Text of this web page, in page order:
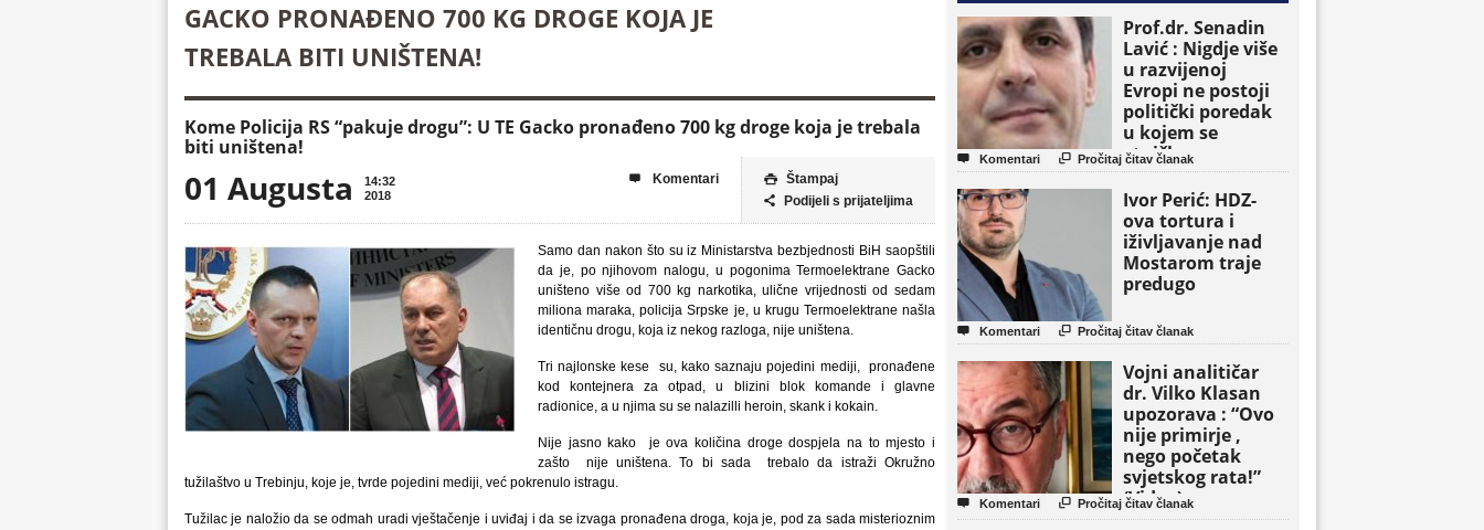
GACKO PRONAĐENO 700 KG DROGE KOJA JE
TREBALA BITI UNIŠTENA!
Kome Policija RS “pakuje drogu”: U TE Gacko pronađeno 700 kg droge koja je trebala
biti uništena!
01 Augusta
14:32
2018
 Štampaj
 Podijeli s prijateljima
 Komentari
Samo dan nakon što su iz Ministarstva bezbjednosti BiH saopštili
da je, po njihovom nalogu, u pogonima Termoelektrane Gacko
uništeno više od 700 kg narkotika, ulične vrijednosti od sedam
miliona maraka, policija Srpske je, u krugu Termoelektrane našla
identičnu drogu, koja iz nekog razloga, nije uništena.
Tri najlonske kese su, kako saznaju pojedini mediji, pronađene
kod kontejnera za otpad, u blizini blok komande i glavne
radionice, a u njima su se nalazilli heroin, skank i kokain.
Nije jasno kako je ova količina droge dospjela na to mjesto i
zašto nije uništena. To bi sada trebalo da istraži Okružno
tužilaštvo u Trebinju, koje je, tvrde pojedini mediji, već pokrenulo istragu.
Tužilac je naložio da se odmah uradi vještačenje i uviđaj i da se izvaga pronađena droga, koja je, pod za sada misterioznim
Prof.dr. Senadin
Lavić : Nigdje više
u razvijenoj
Evropi ne postoji
politički poredak
u kojem se
etničke grupe
pojavljuju kao
osnovne političke
jedinice
 Komentari  Pročitaj čitav članak
Ivor Perić: HDZ-
ova tortura i
iživljavanje nad
Mostarom traje
predugo
 Komentari  Pročitaj čitav članak
Vojni analitičar
dr. Vilko Klasan
upozorava : “Ovo
nije primirje ,
nego početak
svjetskog rata!”
(Video)
 Komentari  Pročitaj čitav članak